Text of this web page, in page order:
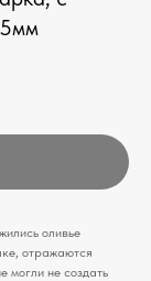
оливье
отражаются
не создать